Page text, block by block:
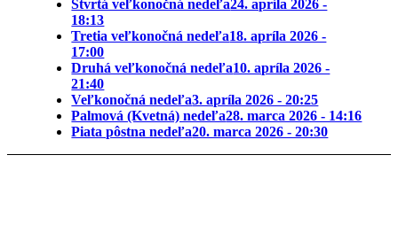
Štvrtá veľkonočná nedeľa24. apríla 2026 -
18:13
Tretia veľkonočná nedeľa18. apríla 2026 -
17:00
Druhá veľkonočná nedeľa10. apríla 2026 -
21:40
Veľkonočná nedeľa3. apríla 2026 - 20:25
Palmová (Kvetná) nedeľa28. marca 2026 - 14:16
Piata pôstna nedeľa20. marca 2026 - 20:30